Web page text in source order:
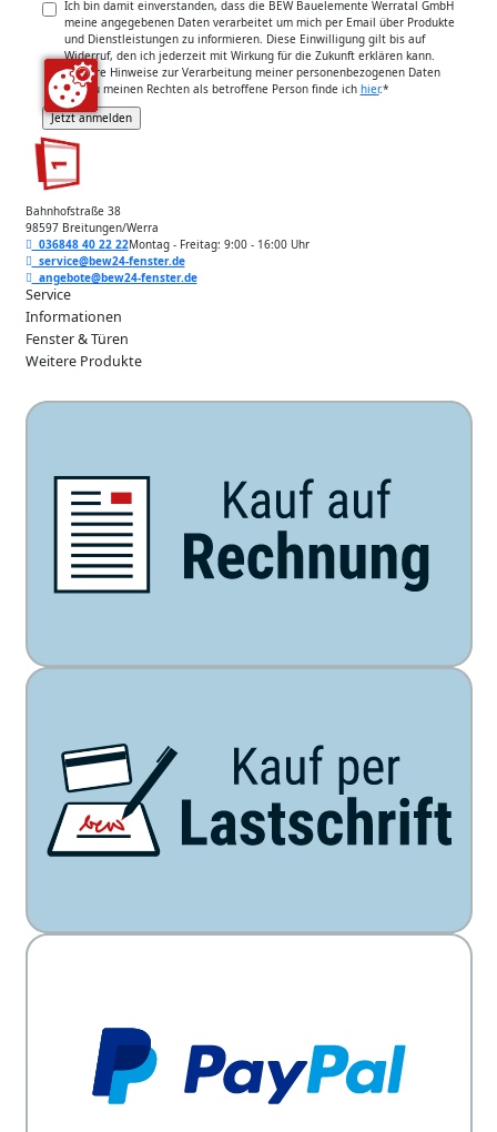
Ich bin damit einverstanden, dass die BEW Bauelemente Werratal GmbH
meine angegebenen Daten verarbeitet um mich per Email über Produkte
und Dienstleistungen zu informieren. Diese Einwilligung gilt bis auf
Widerruf, den ich jederzeit mit Wirkung für die Zukunft erklären kann.
Weitere Hinweise zur Verarbeitung meiner personenbezogenen Daten
und zu meinen Rechten als betroffene Person finde ich hier.*
Bahnhofstraße 38
98597 Breitungen/Werra
036848 40 22 22Montag - Freitag: 9:00 - 16:00 Uhr
service@bew24-fenster.de
angebote@bew24-fenster.de
Service
Informationen
Fenster & Türen
Weitere Produkte